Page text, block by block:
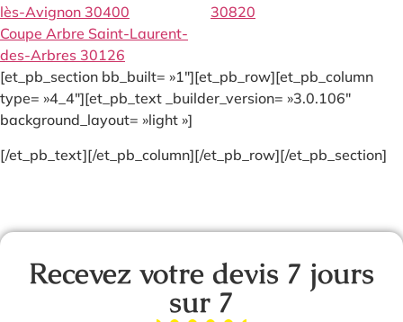
lès-Avignon 30400
Coupe Arbre Saint-Laurent-
des-Arbres 30126
30820
[et_pb_section bb_built= »1″][et_pb_row][et_pb_column
type= »4_4″][et_pb_text _builder_version= »3.0.106″
background_layout= »light »]
[/et_pb_text][/et_pb_column][/et_pb_row][/et_pb_section]
Recevez votre devis 7 jours
sur 7